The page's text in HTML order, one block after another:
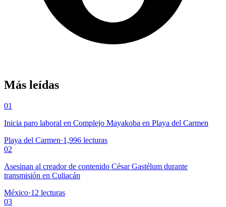
Más leídas
01
Inicia paro laboral en Complejo Mayakoba en Playa del Carmen
Playa del Carmen·1,996 lecturas
02
Asesinan al creador de contenido César Gastélum durante
transmisión en Culiacán
México·12 lecturas
03